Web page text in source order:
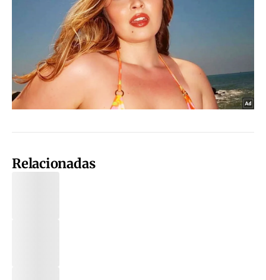
Relacionadas